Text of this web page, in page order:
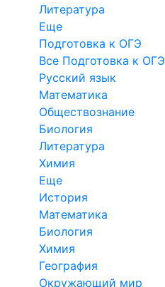
Литература
Еще
Подготовка к ОГЭ
Все Подготовка к ОГЭ
Русский язык
Математика
Обществознание
Биология
Литература
Химия
Еще
История
Математика
Биология
Химия
География
Окружающий мир